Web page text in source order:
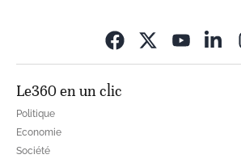
Le360 en un clic
Politique
Economie
Société